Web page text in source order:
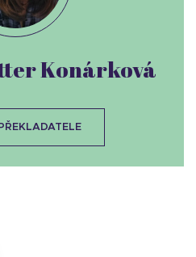
Konárková